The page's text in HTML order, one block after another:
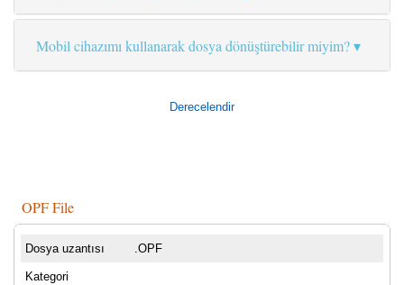
Mobil cihazımı kullanarak dosya dönüştürebilir miyim?
Derecelendir
OPF File
Dosya uzantısı .OPF
Kategori